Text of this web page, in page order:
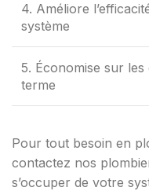
4. Améliore
système
5. Économise sur
terme
Pour tout besoin en
contactez nos
s’occuper de votre